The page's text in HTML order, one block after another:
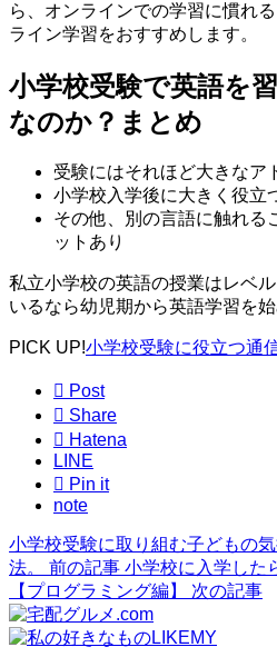
ら、オンラインでの学習に慣れ
ライン学習をおすすめします。
小学校受験で英語を
なのか？まとめ
受験にはそれほど大きなア
小学校入学後に大きく役立
その他、別の言語に触れる
ットあり
私立小学校の英語の授業はレベ
いるなら幼児期から英語学習を
PICK UP!小学校受験に役立つ通
 Post
 Share
 Hatena
LINE
 Pin it
note
小学校受験に取り組む子どもの
法。
前の記事 小学校に入学した
【プログラミング編】
次の記事